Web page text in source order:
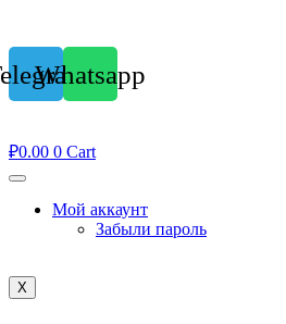
Whatsapp
₽0.00 0 Cart
Мой аккаунт
Забыли пароль
X